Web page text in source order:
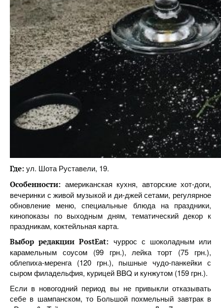
Где: ул. Шота Руставели, 19.
Особенности: американская кухня, авторские хот-доги,
вечеринки с живой музыкой и ди-джей сетами, регулярное
обновление меню, специальные блюда на праздники,
кинопоказы по выходным дням, тематический декор к
праздникам, коктейльная карта.
Выбор редакции PostEat: чуррос с шоколадным или
карамельным соусом (99 грн.), лейка торт (75 грн.),
облепиха-меренга (120 грн.), пышные чудо-панкейки с
сыром филадельфия, курицей BBQ и кунжутом (159 грн.).
Если в новогодний период вы не привыкли отказывать
себе в шампанском, то Большой похмельный завтрак в